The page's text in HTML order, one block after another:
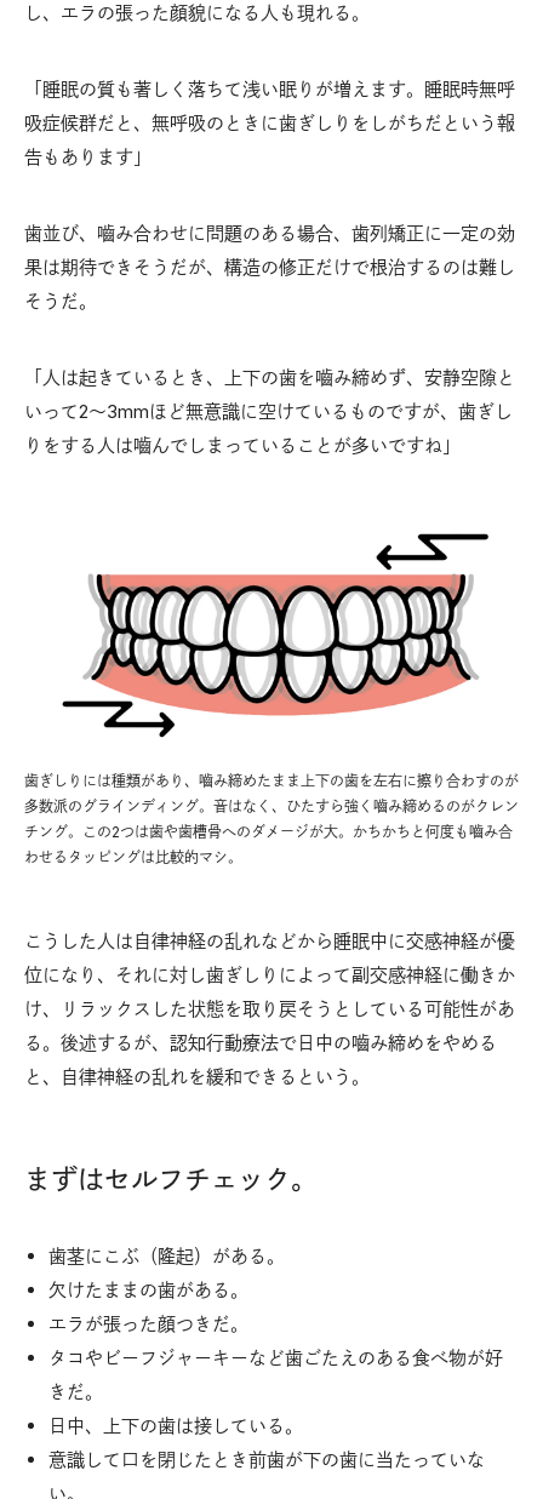
し、エラの張った顔貌になる人も現れる。
「睡眠の質も著しく落ちて浅い眠りが増えます。睡眠時無呼
吸症候群だと、無呼吸のときに歯ぎしりをしがちだという報
告もあります」
歯並び、嚙み合わせに問題のある場合、歯列矯正に一定の効
果は期待できそうだが、構造の修正だけで根治するのは難し
そうだ。
「人は起きているとき、上下の歯を嚙み締めず、安静空隙と
いって2～3mmほど無意識に空けているものですが、歯ぎし
りをする人は嚙んでしまっていることが多いですね」
歯ぎしりには種類があり、嚙み締めたまま上下の歯を左右に擦り合わすのが
多数派のグラインディング。音はなく、ひたすら強く嚙み締めるのがクレン
チング。この2つは歯や歯槽骨へのダメージが大。かちかちと何度も嚙み合
わせるタッピングは比較的マシ。
こうした人は自律神経の乱れなどから睡眠中に交感神経が優
位になり、それに対し歯ぎしりによって副交感神経に働きか
け、リラックスした状態を取り戻そうとしている可能性があ
る。後述するが、認知行動療法で日中の嚙み締めをやめる
と、自律神経の乱れを緩和できるという。
まずはセルフチェック。
歯茎にこぶ（隆起）がある。
欠けたままの歯がある。
エラが張った顔つきだ。
タコやビーフジャーキーなど歯ごたえのある食べ物が好
きだ。
日中、上下の歯は接している。
意識して口を閉じたとき前歯が下の歯に当たっていな
い。